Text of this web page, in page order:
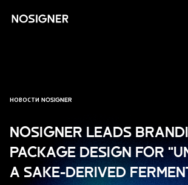
ГЛАВНАЯ
НОВОСТИ NOSIGNER
NOSIGNER LEADS
PACKAGE DESIGN FOR
A SAKE-DERIVED